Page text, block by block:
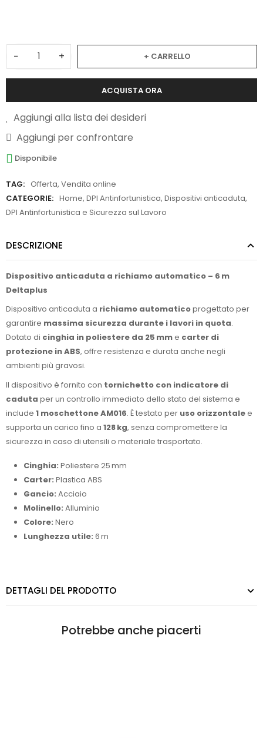
− + + CARRELLO
ACQUISTA ORA
Aggiungi alla lista dei desideri
Aggiungi per confrontare
Disponibile
TAG: Offerta, Vendita online
CATEGORIE: Home, DPI Antinfortunistica, Dispositivi anticaduta,
DPI Antinfortunistica e Sicurezza sul Lavoro
DESCRIZIONE
Dispositivo anticaduta a richiamo automatico – 6 m
Deltaplus
Dispositivo anticaduta a richiamo automaticoprogettato per
garantire massima sicurezza durante i lavori in quota.
Dotato di cinghia in poliestere da 25 mme carter di
protezione in ABS, offre resistenza e durata anche negli
ambienti più gravosi.
Il dispositivo è fornito con tornichetto con indicatore di
caduta per un controllo immediato dello stato del sistema e
include 1 moschettone AM016. È testato per uso orizzontalee
supporta un carico fino a 128 kg, senza compromettere la
sicurezza in caso di utensili o materiale trasportato.
Cinghia: Poliestere 25 mm
Carter: Plastica ABS
Gancio: Acciaio
Molinello: Alluminio
Colore: Nero
Lunghezza utile: 6 m
DETTAGLI DEL PRODOTTO
Potrebbe anche piacerti